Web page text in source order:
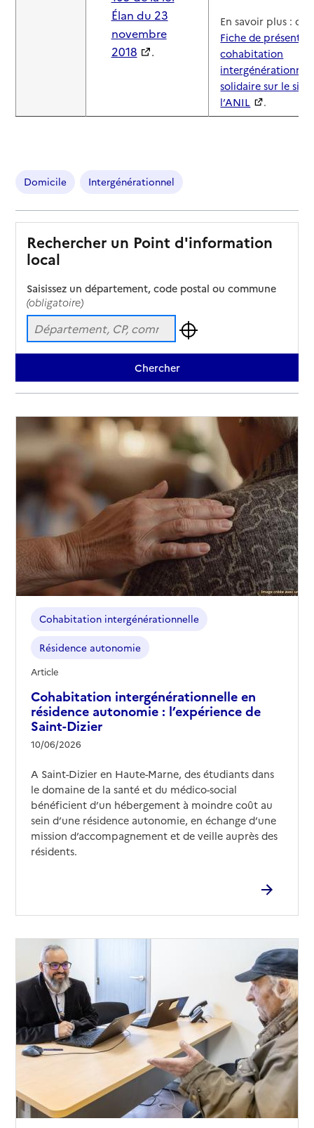
Élan du 23
novembre
2018
.
En savoir plus :
Fiche de
cohabitation
solidaire sur le site
l’ANIL
.
Domicile Intergénérationnel
Rechercher un Point d'information
local
Saisissez un département, code postal ou commune
(obligatoire)
Cohabitation intergénérationnelle en
résidence autonomie : l’expérience de
Saint-Dizier
10/06/2026
Cohabitation intergénérationnelle
Résidence autonomie
Article
A Saint-Dizier en Haute-Marne, des étudiants dans
le domaine de la santé et du médico-social
bénéficient d’un hébergement à moindre coût au
sein d’une résidence autonomie, en échange d’une
mission d’accompagnement et de veille auprès des
résidents.